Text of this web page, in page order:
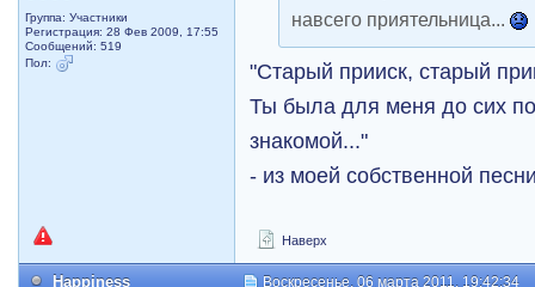
Группа: Участники
Регистрация: 28 Фев 2009, 17:55
Сообщений: 519
Пол:
навсего приятельница...
"Старый прииск, старый
Ты была для меня до сих
знакомой..."
- из моей собственной
Наверх
Happiness Воскресенье, 06 марта 2011, 19:42:34